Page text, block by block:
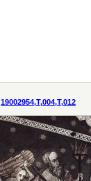
19002954,T,004,T,012